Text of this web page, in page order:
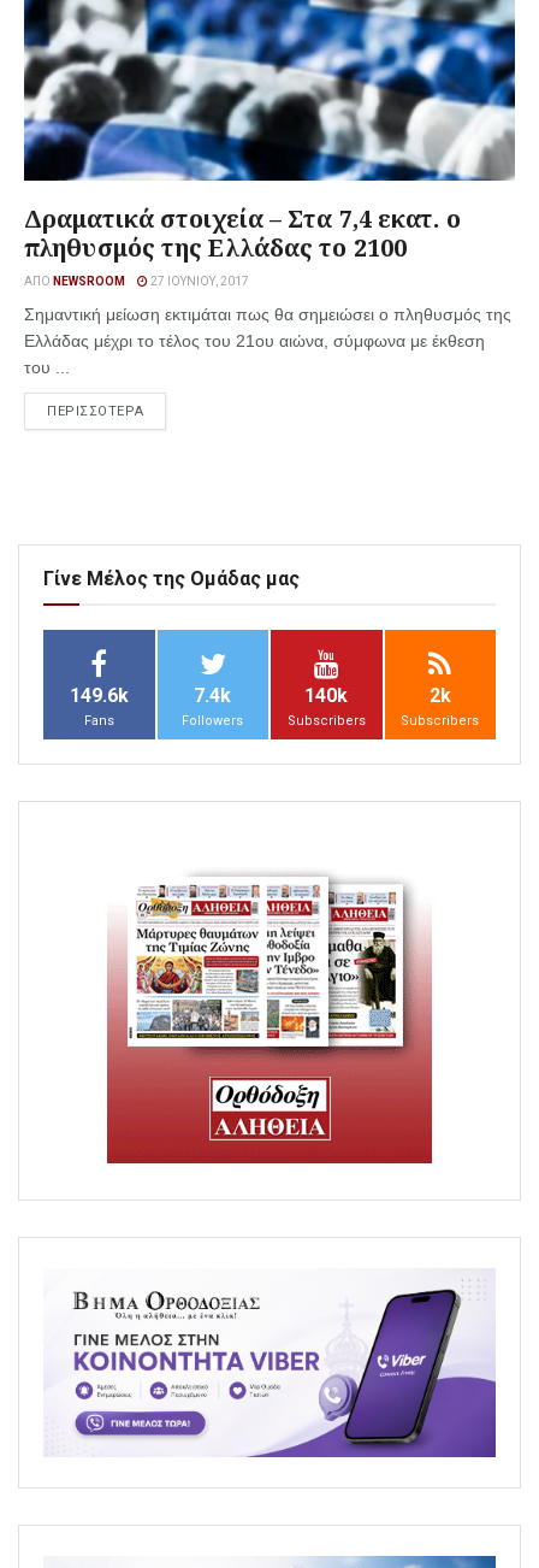
Δραματικά στοιχεία – Στα 7,4 εκατ. ο
πληθυσμός της Ελλάδας το 2100
ΑΠΌ NEWSROOM 27 ΙΟΥΝΊΟΥ, 2017
Σημαντική μείωση εκτιμάται πως θα σημειώσει ο πληθυσμός της
Ελλάδας μέχρι το τέλος του 21ου αιώνα, σύμφωνα με έκθεση
του ...
ΠΕΡΙΣΣΟΤΕΡΑ
Γίνε Μέλος της Ομάδας μας
149.6k
Fans
7.4k
Followers
140k
Subscribers
2k
Subscribers